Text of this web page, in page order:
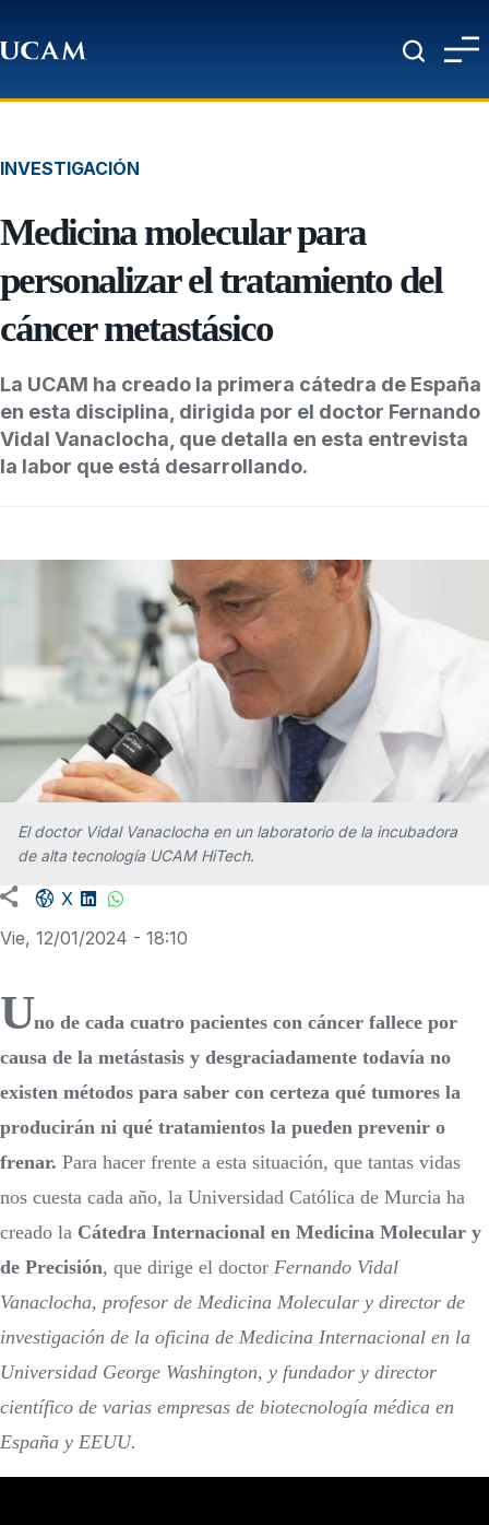
INVESTIGACIÓN
Medicina molecular para
personalizar el tratamiento del
cáncer metastásico
La UCAM ha creado la primera cátedra de España
en esta disciplina, dirigida por el doctor Fernando
Vidal Vanaclocha, que detalla en esta entrevista
la labor que está desarrollando.
El doctor Vidal Vanaclocha en un laboratorio de la incubadora
de alta tecnología UCAM HiTech.
Facebook share
X LinkedIn
Vie, 12/01/2024 - 18:10
Uno de cada cuatro pacientes con cáncer fallece por
causa de la metástasis y desgraciadamente todavía no
existen métodos para saber con certeza qué tumores la
producirán ni qué tratamientos la pueden prevenir o
frenar. Para hacer frente a esta situación, que tantas vidas
nos cuesta cada año, la Universidad Católica de Murcia ha
creado la Cátedra Internacional en Medicina Molecular y
de Precisión, que dirige el doctor Fernando Vidal
Vanaclocha, profesor de Medicina Molecular y director de
investigación de la oficina de Medicina Internacional en la
Universidad George Washington, y fundador y director
científico de varias empresas de biotecnología médica en
España y EEUU.